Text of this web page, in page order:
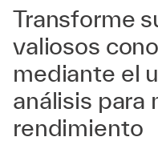
Transforme
valiosos
mediante el
análisis para
rendimiento